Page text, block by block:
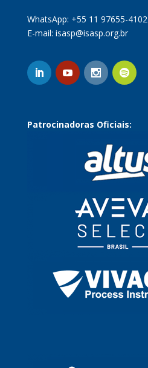
WhatsApp: +55 11 97655-4102
E-mail: isasp@isasp.org.br
Patrocinadoras Oficiais: